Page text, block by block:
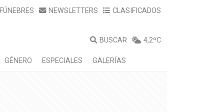
FÚNEBRES NEWSLETTERS CLASIFICADOS
BUSCAR 4,2ºC
GÉNERO ESPECIALES GALERÍAS